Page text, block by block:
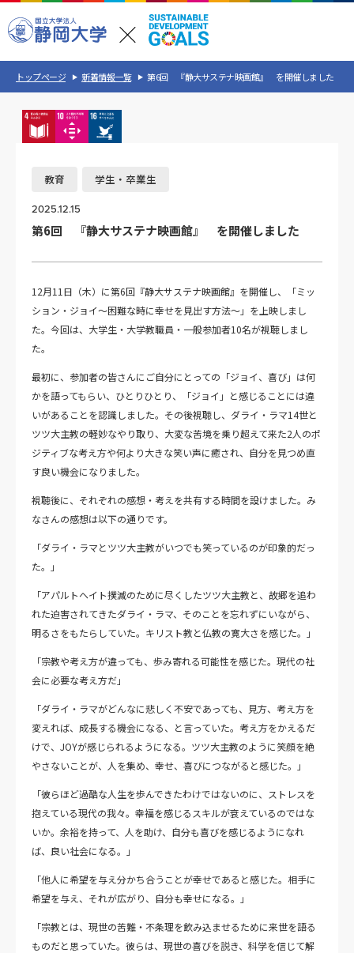
トップページ 新着情報一覧 第6回 『静大サステナ映画館』 を開催しました
教育
学生・卒業生
2025.12.15
第6回 『静大サステナ映画館』 を開催しました
12月11日（木）に第6回『静大サステナ映画館』を開催し、「ミッ
ション・ジョイ～困難な時に幸せを見出す方法～」を上映しまし
た。今回は、大学生・大学教職員・一般参加者10名が視聴しまし
た。
最初に、参加者の皆さんにご自分にとっての「ジョイ、喜び」は何
かを語ってもらい、ひとりひとり、「ジョイ」と感じることには違
いがあることを認識しました。その後視聴し、ダライ・ラマ14世と
ツツ大主教の軽妙なやり取り、大変な苦境を乗り超えて来た2人のポ
ジティブな考え方や何より大きな笑い声に癒され、自分を見つめ直
す良い機会になりました。
視聴後に、それぞれの感想・考えを共有する時間を設けました。み
なさんの感想は以下の通りです。
「ダライ・ラマとツツ大主教がいつでも笑っているのが印象的だっ
た。」
「アパルトヘイト撲滅のために尽くしたツツ大主教と、故郷を追わ
れた迫害されてきたダライ・ラマ、そのことを忘れずにいながら、
明るさをもたらしていた。キリスト教と仏教の寛大さを感じた。」
「宗教や考え方が違っても、歩み寄れる可能性を感じた。現代の社
会に必要な考え方だ」
「ダライ・ラマがどんなに悲しく不安であっても、見方、考え方を
変えれば、成長する機会になる、と言っていた。考え方をかえるだ
けで、JOYが感じられるようになる。ツツ大主教のように笑顔を絶
やさないことが、人を集め、幸せ、喜びにつながると感じた。」
「彼らほど過酷な人生を歩んできたわけではないのに、ストレスを
抱えている現代の我々。幸福を感じるスキルが衰えているのではな
いか。余裕を持って、人を助け、自分も喜びを感じるようになれ
ば、良い社会になる。」
「他人に希望を与え分かち合うことが幸せであると感じた。相手に
希望を与え、それが広がり、自分も幸せになる。」
「宗教とは、現世の苦難・不条理を飲み込ませるために来世を語る
ものだと思っていた。彼らは、現世の喜びを説き、科学を信じて解